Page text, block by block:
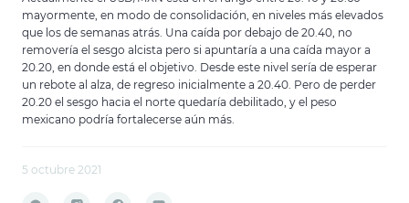
mayormente, en modo de consolidación, en niveles más elevados
que los de semanas atrás. Una caída por debajo de 20.40, no
removería el sesgo alcista pero si apuntaría a una caída mayor a
20.20, en donde está el objetivo. Desde este nivel sería de esperar
un rebote al alza, de regreso inicialmente a 20.40. Pero de perder
20.20 el sesgo hacia el norte quedaría debilitado, y el peso
mexicano podría fortalecerse aún más.
5 octubre 2021